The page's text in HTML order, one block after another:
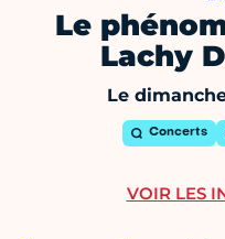
Le
Lachy
Le
Concerts
VOIR LES